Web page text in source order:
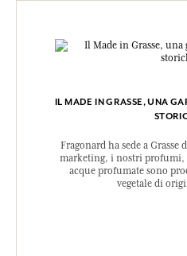
IL MADE IN GRASSE, UNA
Fragonard ha sede a Grasse
marketing, i nostri profumi,
acque profumate sono
vegetale di